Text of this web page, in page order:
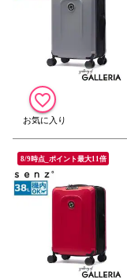
8/9時点_ポイント最大11倍